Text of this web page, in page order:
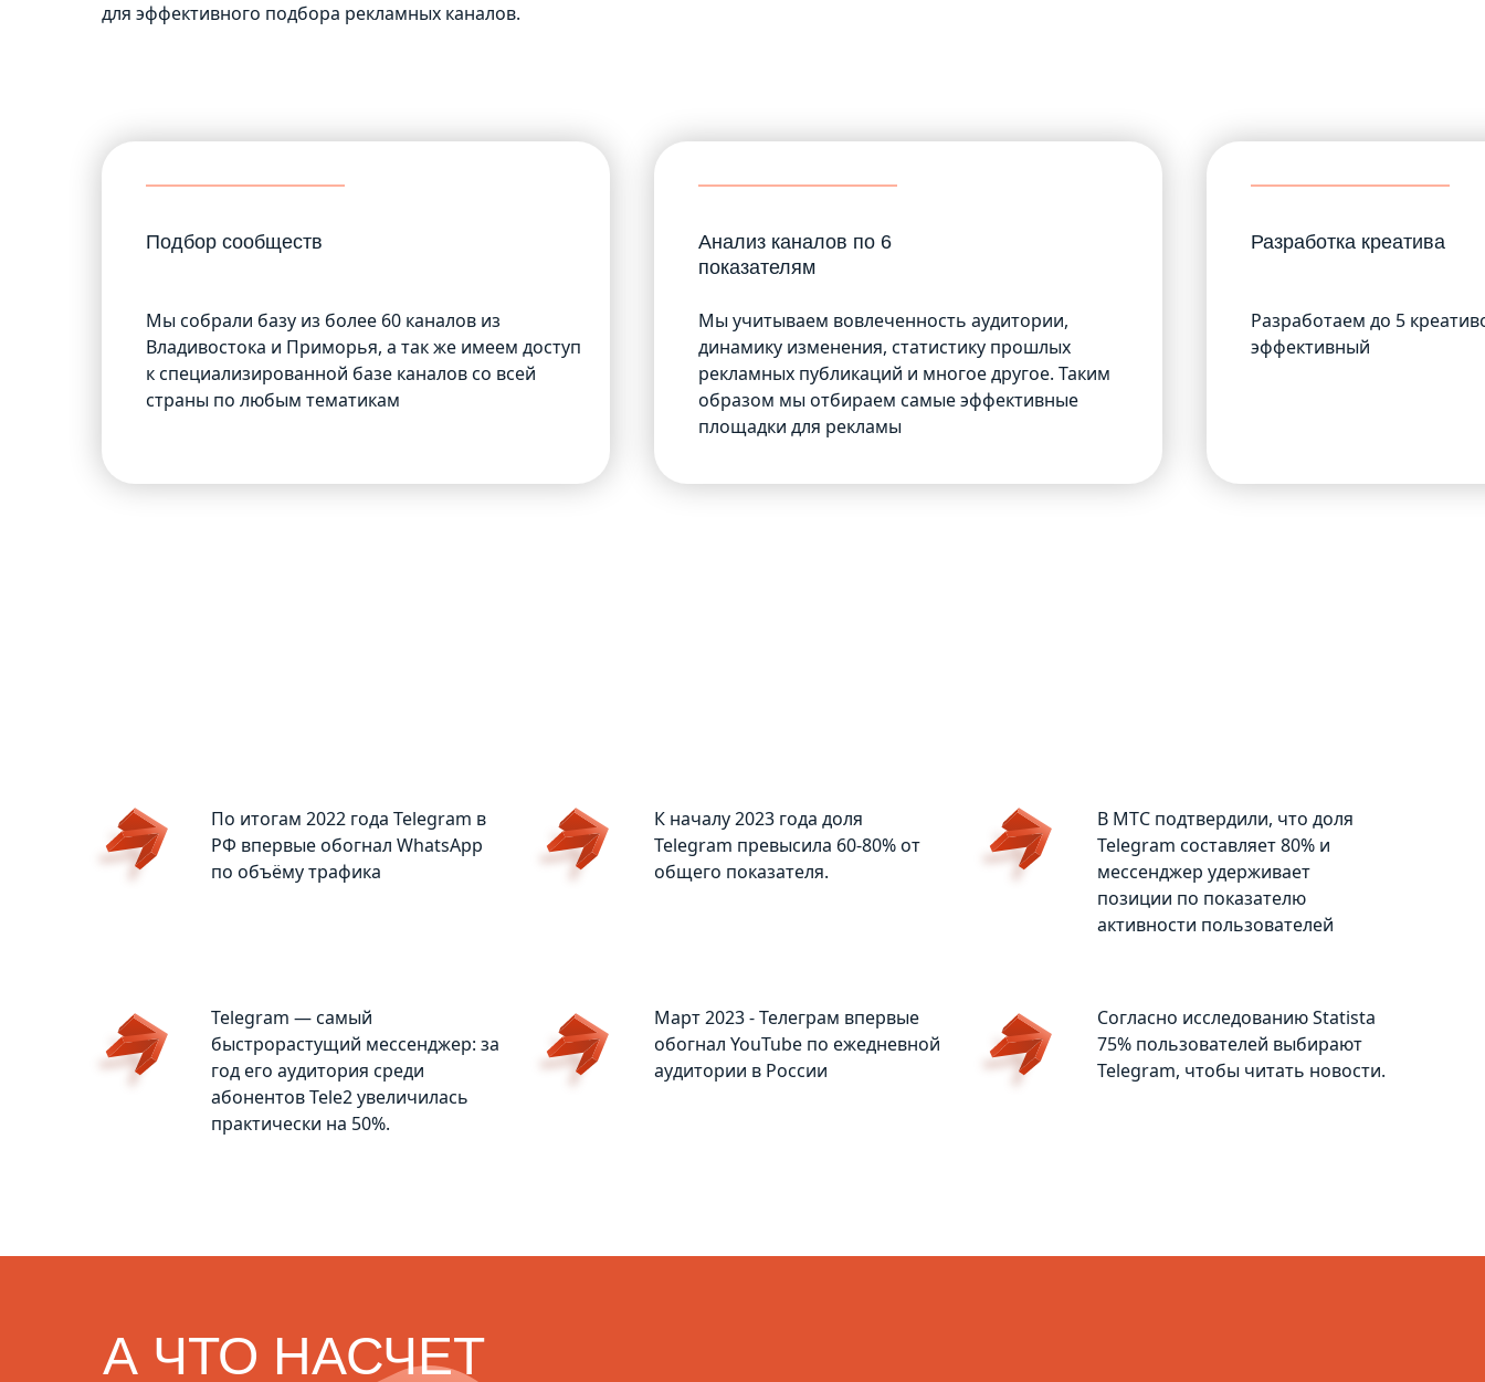
для эффективного подбора рекламных каналов.
Мы собрали базу из более 60 каналов из
Владивостока и Приморья, а так же имеем доступ
к специализированной базе каналов со всей
страны по любым тематикам
Подбор сообществ
Мы учитываем вовлеченность аудитории,
динамику изменения, статистику прошлых
рекламных публикаций и многое другое. Таким
образом мы отбираем самые эффективные
площадки для рекламы
Анализ каналов по 6
показателям
Разработаем до 5
эффективный
Разработка креатива
По итогам 2022 года Telegram в
РФ впервые обогнал WhatsApp
по объёму трафика
К началу 2023 года доля
Telegram превысила 60-80% от
общего показателя.
В МТС подтвердили, что доля
Telegram составляет 80% и
мессенджер удерживает
позиции по показателю
активности пользователей
Telegram — самый
быстрорастущий мессенджер: за
год его аудитория среди
абонентов Tele2 увеличилась
практически на 50%.
Март 2023 - Телеграм впервые
обогнал YouTube по ежедневной
аудитории в России
Согласно исследованию Statista
75% пользователей выбирают
Telegram, чтобы читать новости.
А ЧТО НАСЧЕТ